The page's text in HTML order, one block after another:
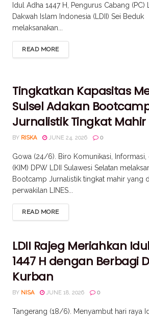
Idul Adha 1447 H, Pengurus Cabang (PC)
Dakwah Islam Indonesia (LDII) Sei Beduk
melaksanakan...
READ MORE
Tingkatkan Kapasitas
Sulsel Adakan
Jurnalistik Tingkat Mahir
BY RISKA JUNE 24, 2026 0
Gowa (24/6). Biro Komunikasi, Informasi,
(KIM) DPW LDII Sulawesi Selatan
Bootcamp Jurnalistik tingkat mahir yang
perwakilan LINES...
READ MORE
LDII Rajeg Meriahkan
1447 H dengan Berbagi
Kurban
BY NISA JUNE 18, 2026 0
Tangerang (18/6). Menyambut hari raya